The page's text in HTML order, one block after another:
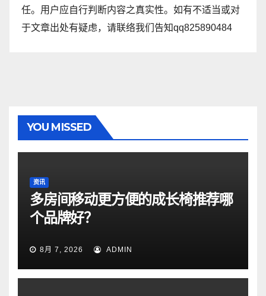
任。用户应自行判断内容之真实性。如有不适当或对
于文章出处有疑虑，请联络我们告知qq825890484
YOU MISSED
资讯
多房间移动更方便的成长椅推荐哪
个品牌好？
8月 7, 2026 ADMIN